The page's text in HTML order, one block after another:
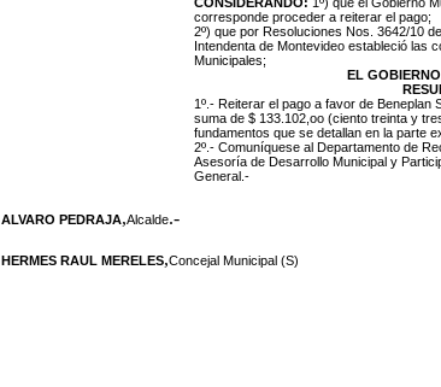
corresponde proceder a reiterar el pago;
2º) que por Resoluciones Nos. 3642/10
Intendenta de Montevideo estableció las
Municipales;
EL
1º.- Reiterar el pago a favor de Beneplan
suma de $ 133.102,oo (ciento treinta y
fundamentos que se detallan en la parte
2º.- Comuníquese al Departamento de
Asesoría de Desarrollo Municipal y
General.-
ALVARO PEDRAJA,Alcalde.-
HERMES RAUL MERELES,Concejal Municipal (S)